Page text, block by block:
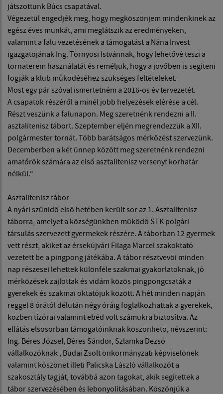
játszottunk Búcs csapatával.
Végezetül engedjék meg, hogy megköszönjem mindenkinek az
egész éves munkát, ami meglátszik az eredményeken,
valamint a falu vezetésének a támogatást a Nána Invest
igazgatojának Ing. Tornyosi Istvánnak, hogy lehetővé teszi a
tornaterem használatát és reméljük, hogy a jövőben is segíteni
fogják a klub működéséhez szükséges feltételeket.
Most egy pár szóval ismertetném a 2016-os év tervezetét.
A csapatok részéről a minél jobb helyezések elérése a cél.
Részt veszünk a falunapon. Meg szeretnénk rendezni a II.
asztalitenisz tábort. Szeptember eljén megrendezzük a XII.
polgármester tornát. Több barátságos mérkőzést szervezünk.
Decemberben a két ünnep között meg szeretnénk rendezni
amatőrök számára az első asztalitenisz versenyt korhatár
nélkül.“
Asztalitenisz tábor
A nyári szünidö elsö hetében került sor az 1. Asztalitenisz
táborra, amelyet a községünkben müködö STK polgári
társulás szervezett gyermekek részére. A táborban 12 gyermek
vett részt, akiket az érsekújvári Filaga Marcel szakoktató
vezetett be a pingpong játékába. A tábor résztvevöi minden
nap részesei lehettek különféle szakmai gyakorlatoknak, jó
mérközések zajlottak és vidám közös pingpongcsaták a
gyerekek és szakmai oktatójuk között. A hét minden napján
reggel 8 órától délután négy óráig foglalkozhattak a gyerekek,
közben tízórai valamint ebéd volt számukra biztosítva. Az
ellátás elsösorban támogatóinknak köszönhetö, névszerint:
Ing. Béres József, Béres Sándor, Szlamka Dezsö
vállalkozóknak , Budai Zsolt önkormányzati képviselönek
valamint köszönet illeti Palicska László vállalkozót a
szakosztály tagját, továbbá azon tagokat, akik segítettek a
tábor szervezésében és lebonyolításában. Köszönjük a